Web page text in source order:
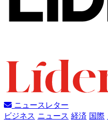
ニュースレター
ビジネス ニュース 経済 国際